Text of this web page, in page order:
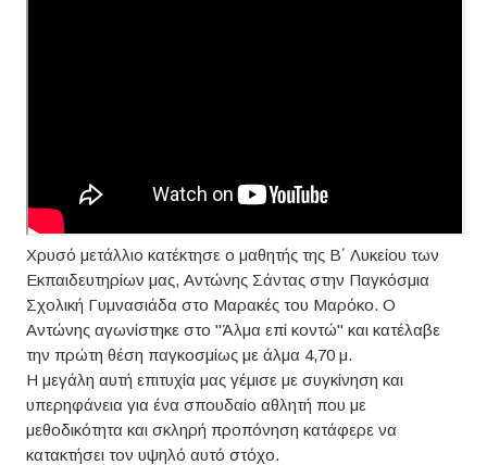
Χρυσό μετάλλιο κατέκτησε ο μαθητής της Β΄ Λυκείου των
Εκπαιδευτηρίων μας, Αντώνης Σάντας στην Παγκόσμια
Σχολική Γυμνασιάδα στο Μαρακές του Μαρόκο. Ο
Αντώνης αγωνίστηκε στο "Άλμα επί κοντώ" και κατέλαβε
την πρώτη θέση παγκοσμίως με άλμα 4,70 μ.
Η μεγάλη αυτή επιτυχία μας γέμισε με συγκίνηση και
υπερηφάνεια για ένα σπουδαίο αθλητή που με
μεθοδικότητα και σκληρή προπόνηση κατάφερε να
κατακτήσει τον υψηλό αυτό στόχο.